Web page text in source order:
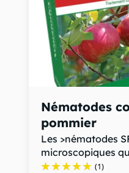
Nématodes
pommier
Les >nématodes
microscopiques
(1)